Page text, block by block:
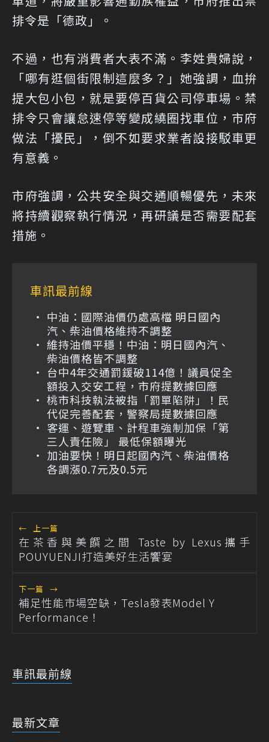
排令是「德政」。
不過，也有消費者大表不滿。李姓貴婦說，
「哪有逛個街限制這麼多？」她強調，血拚
提大包小包，就是要停百貨公司停車場。禁
排令只會讓怠速停等變成繞圈找車位，市府
做法「擾民」，倒不如要求業者設接駁車更
有意義。
市府強調，公共安全與交通順暢優先，未來
將持續觀察執行情況，再研議是否需要配套
措施。
車訊最前線
中油：國際油價仍處高檔 明日國內
汽、柴油價格維持不調整
維持油價平穩！中油：明日國內汽、
柴油價格皆不調整
台中4年交通罰鍰破114億！議員促全
額投入交安工程，市府提數據回應
桃市科技執法被指「罰單陷阱」！民
代促完善配套，警察局提數據回應
客運、遊覽車、計程車強制加保「第
三人責任險」 最低保額曝光
加油要快！明日起國內汽、柴油價格
各調漲0.7元及0.5元
← 上一篇
在茶香與美饌之間 Taste by Lexus攜手
POUYUENJI打造美好生活饗宴
下一篇 →
補足性能市場空缺，Tesla發表Model Y
Performance！
車訊最前線
最新文章